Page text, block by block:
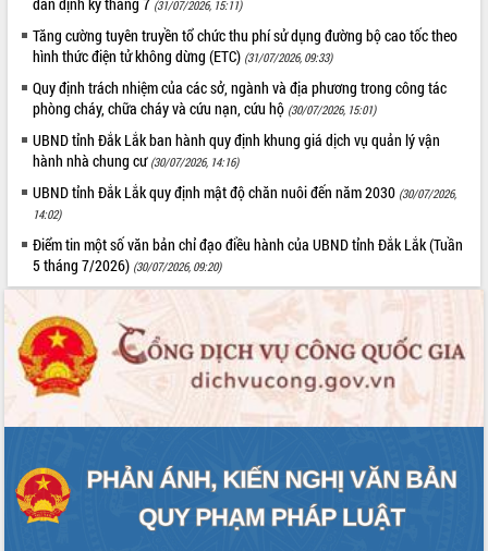
65991127
(31/07/2026, 15:11)
Tăng cường tuyên truyền tổ chức thu phí sử dụng đường bộ cao tốc theo
hình thức điện tử không dừng (ETC) (31/07/2026, 09:33)
Quy định trách nhiệm của các sở, ngành và địa phương trong công tác
phòng cháy, chữa cháy và cứu nạn, cứu hộ (30/07/2026, 15:01)
UBND tỉnh Đắk Lắk ban hành quy định khung giá dịch vụ quản lý vận
hành nhà chung cư (30/07/2026, 14:16)
UBND tỉnh Đắk Lắk quy định mật độ chăn nuôi đến năm 2030 (30/07/2026,
14:02)
Điểm tin một số văn bản chỉ đạo điều hành của UBND tỉnh Đắk Lắk (Tuần
5 tháng 7/2026) (30/07/2026, 09:20)